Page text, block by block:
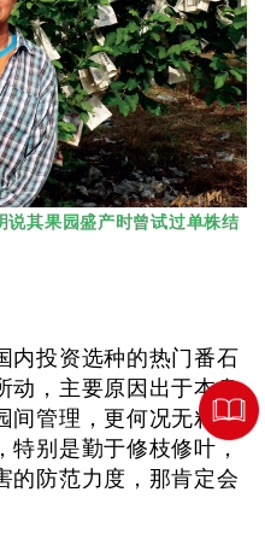
说其果园盛产时曾试过单株结
内投资选种的热门番石
动，主要原因出于本身
间管理，更何况无籽番
别是勤于修枝修叶，
的防范力度，那肯定会